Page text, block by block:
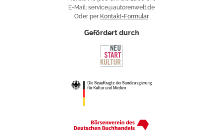
E-Mail: service@autorenwelt.de
Oder per Kontakt-Formular.
Gefördert durch